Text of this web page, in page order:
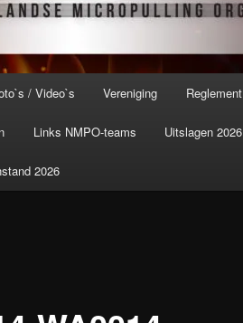
/ Video`s Vereniging Reglement
Links NMPO-teams Uitslagen 2026
2026